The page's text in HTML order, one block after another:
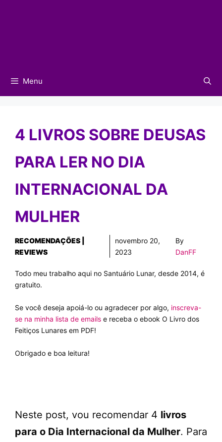
Menu
4 LIVROS SOBRE DEUSAS
PARA LER NO DIA
INTERNACIONAL DA
MULHER
RECOMENDAÇÕES |
REVIEWS
novembro 20,
2023
By
DanFF
Todo meu trabalho aqui no Santuário Lunar, desde 2014, é
gratuito.
Se você deseja apoiá-lo ou agradecer por algo, inscreva-
se na minha lista de emails e receba o ebook O Livro dos
Feitiços Lunares em PDF!
Obrigado e boa leitura!
Neste post, vou recomendar 4 livros
para o Dia Internacional da Mulher. Para